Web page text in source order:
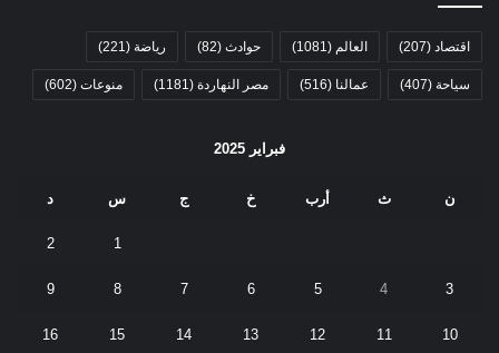
اقتصاد (207) العالم (1081) حوادث (82) رياضة (221)
سياحة (407) عمالنا (516) مصر النهاردة (1181) منوعات (602)
فبراير 2025
ن ث أرب خ ج س د
1
2
3
4
5
6
7
8
9
10
11
12
13
14
15
16